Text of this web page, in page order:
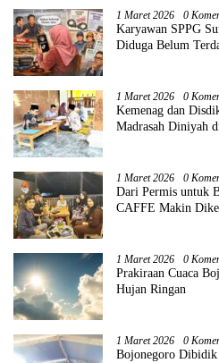
1 Maret 2026 0
Karyawan SPPG
Diduga Belum
1 Maret 2026 0
Kemenag dan
Madrasah Diniyah
1 Maret 2026 0
Dari Permis untuk
CAFFE Makin
1 Maret 2026 0
Prakiraan Cuaca
Hujan Ringan
1 Maret 2026 0
Bojonegoro Dibidik